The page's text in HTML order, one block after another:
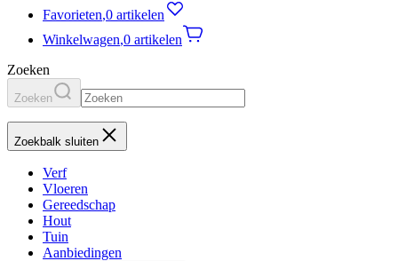
Favorieten,0 artikelen
Winkelwagen,0 artikelen
Zoeken
Zoeken
Zoekbalk sluiten
Verf
Vloeren
Gereedschap
Hout
Tuin
Aanbiedingen